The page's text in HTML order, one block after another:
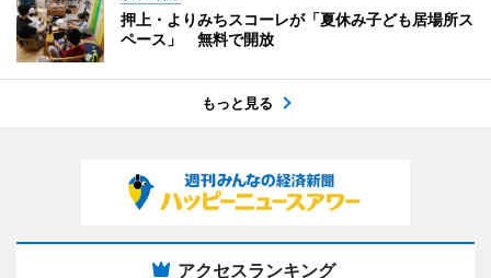
押上・よりみちスコーレが「夏休み子ども居場所ス
ペース」 無料で開放
もっと見る
アクセスランキング